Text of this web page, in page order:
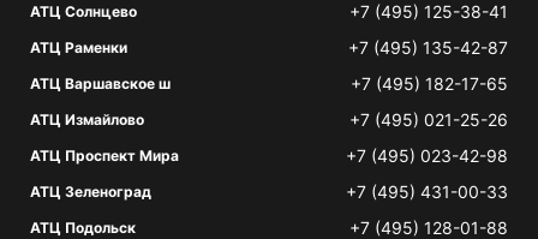
АТЦ Солнцево +7 (495) 125-38-41
АТЦ Раменки +7 (495) 135-42-87
АТЦ Варшавское ш +7 (495) 182-17-65
АТЦ Измайлово +7 (495) 021-25-26
АТЦ Проспект Мира +7 (495) 023-42-98
АТЦ Зеленоград +7 (495) 431-00-33
АТЦ Подольск +7 (495) 128-01-88